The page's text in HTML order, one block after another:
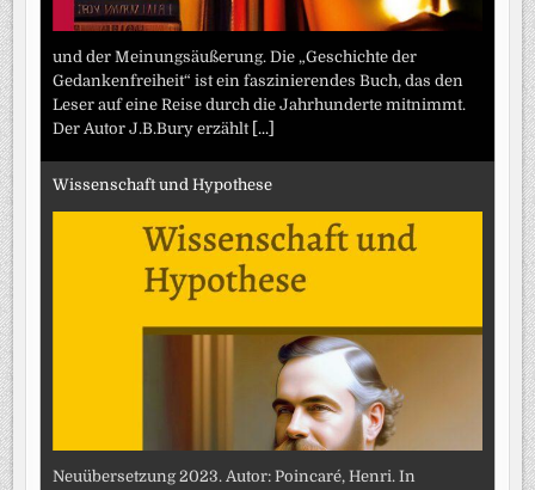
und der Meinungsäußerung. Die „Geschichte der
Gedankenfreiheit“ ist ein faszinierendes Buch, das den
Leser auf eine Reise durch die Jahrhunderte mitnimmt.
Der Autor J.B.Bury erzählt [...]
Wissenschaft und Hypothese
Neuübersetzung 2023. Autor: Poincaré, Henri. In